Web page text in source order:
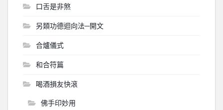
口舌是非煞
另類功德迴向法─開文
合爐儀式
和合符篇
喝酒損友快滾
佛手印妙用